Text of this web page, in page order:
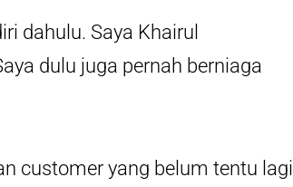
dahulu. Saya Khairul
dulu juga pernah berniaga
customer yang belum tentu lagi